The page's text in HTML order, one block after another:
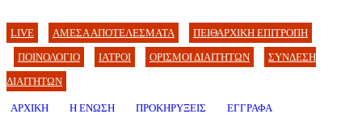
LIVE ΑΜΕΣΑ ΑΠΟΤΕΛΕΣΜΑΤΑ
ΠΕΙΘΑΡΧΙΚΗ ΕΠΙΤΡΟΠΗ
ΠΟΙΝΟΛΟΓΙΟ
ΙΑΤΡΟΙ ΟΡΙΣΜΟΙ ΔΙΑΙΤΗΤΩΝ
ΣΥΝΔΕΣΗ
ΔΙΑΙΤΗΤΩΝ
ΑΡΧΙΚΗ Η ΕΝΩΣΗ ΠΡΟΚΗΡΥΞΕΙΣ ΕΓΓΡΑΦΑ